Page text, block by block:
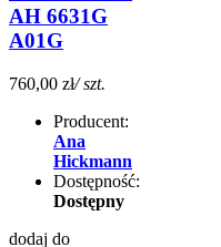
AH 6631G
A01G
760,00 zł/ szt.
Producent:
Ana
Hickmann
Dostępność:
Dostępny
dodaj do